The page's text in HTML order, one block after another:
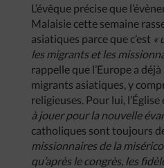
L’évêque précise que
Malaisie cette semaine
asiatiques parce que c’est «
les migrants et les
rappelle que l’Europe a
migrants asiatiques, y
religieuses. Pour lui, l’Église
à jouer pour la nouvelle
catholiques sont toujours
missionnaires de la
qu’après le congrès, les